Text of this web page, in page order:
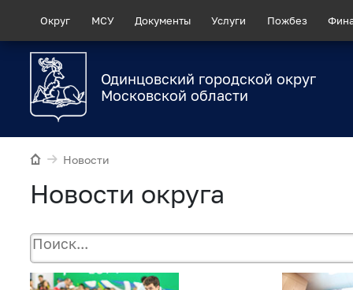
Округ МСУ Документы Услуги Пожбез
Одинцовский городской округ
Московской области
Новости
Новости округа